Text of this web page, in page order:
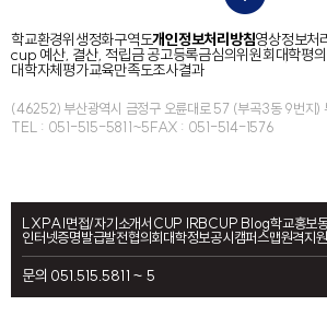
학교환경위생정화구역도개인정보처리방침영상정보처
cup 예산, 결산, 적립금 공고등록금심의위원회대학평
대학자체평가교육만족도조사결과
(46252) 부산광역시 금정구 오륜대로 57 (부곡3동 9번지)
TEL : 051-515-5811~5FAX : 051-514-1576
LXPAI면접/자기소개서CUP IRBCUP Blog학교홍보
인터넷증명발급발전협의회대학정보공시캠퍼스맵원격지원
문의 051.515.5811 ~ 5